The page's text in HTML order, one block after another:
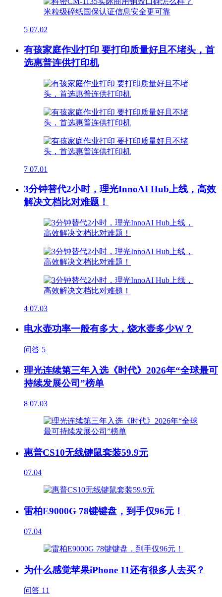
5 07.02
有孩家庭作业打印 要打印质量好且不堵头，首
选惠普连供打印机
7 07.01
3分钟替代2小时，理光InnoAI Hub上线，高效
解决文档比对难题！
4 07.03
电水壶功率一般有多大，烧水壶多少W？
问答 5
理光连续第三年入选《时代》2026年“全球最可
持续发展公司”榜单
8 07.03
惠普CS10无线键鼠套装59.9元
07.04
雷柏E9000G 78键键盘，到手仅96元！
07.04
为什么感觉苹果iPhone 11还有很多人去买？
问答 11